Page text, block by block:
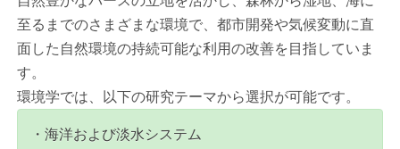
至るまでのさまざまな環境で、都市開発や気候変動に直
面した自然環境の持続可能な利用の改善を目指していま
す。
環境学では、以下の研究テーマから選択が可能です。
・海洋および淡水システム